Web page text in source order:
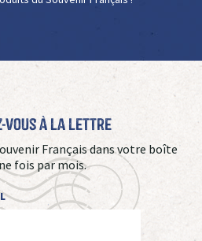
à La Lettre
Français dans votre boîte
fois par mois.